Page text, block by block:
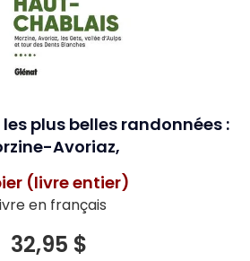
plus belles randonnées :
Avoriaz,
(livre entier)
en français
32,95 $